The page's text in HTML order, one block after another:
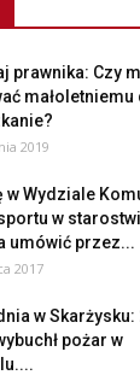
prawnika: Czy
małoletniemu
2019
w Wydziale
w
umówić przez...
2017
w Skarżysku:
pożar w